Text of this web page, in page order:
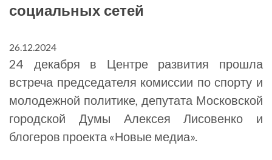
социальных сетей
26.12.2024
24 декабря в Центре развития прошла
встреча председателя комиссии по спорту и
молодежной политике, депутата Московской
городской Думы Алексея Лисовенко и
блогеров проекта «Новые медиа».